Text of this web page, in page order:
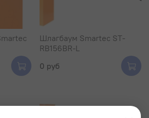
Шлагбаум Smartec ST-
RB156BR-L
0 руб